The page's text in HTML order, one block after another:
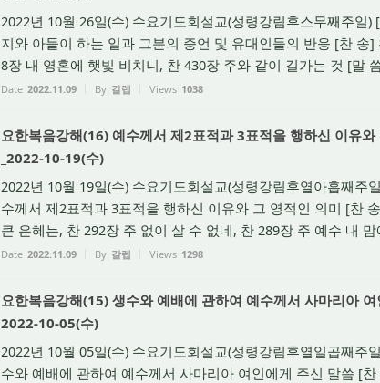
2022년 10월 26일(수) 수요기도회설교(성령강림후스무째주일)
지와 아들이 하는 일과 그분의 증언 및 유대인들의 반응 [찬 송
8장 내 영혼에 햇빛 비치니, 찬 430장 주와 같이 길가는 것 [말
Date 2022.11.09 By 갈렙 Views 1038
요한복음강해(16) 예수께서 제2표적과 3표적을 행하신 이유
_2022-10-19(수)
2022년 10월 19일(수) 수요기도회설교(성령강림후열아홉째주
수께서 제2표적과 3표적을 행하신 이유와 그 영적인 의미 [찬
큰 은혜는, 찬 292장 주 없이 살 수 없네, 찬 289장 주 예수 내 맘
Date 2022.11.09 By 갈렙 Views 1298
요한복음강해(15) 생수와 예배에 관하여 예수께서 사마리아 여
2022-10-05(수)
2022년 10월 05일(수) 수요기도회설교(성령강림후열일곱째주
수와 예배에 관하여 예수께서 사마리아 여인에게 주신 말씀 [